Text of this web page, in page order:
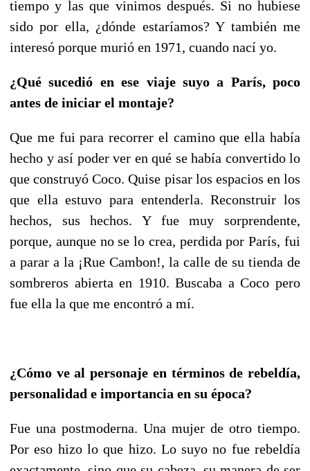
tiempo y las que vinimos después. Si no hubiese
sido por ella, ¿dónde estaríamos? Y también me
interesó porque murió en 1971, cuando nací yo.
¿Qué sucedió en ese viaje suyo a París, poco
antes de iniciar el montaje?
Que me fui para recorrer el camino que ella había
hecho y así poder ver en qué se había convertido lo
que construyó Coco. Quise pisar los espacios en los
que ella estuvo para entenderla. Reconstruir los
hechos, sus hechos. Y fue muy sorprendente,
porque, aunque no se lo crea, perdida por París, fui
a parar a la ¡Rue Cambon!, la calle de su tienda de
sombreros abierta en 1910. Buscaba a Coco pero
fue ella la que me encontró a mí.
¿Cómo ve al personaje en términos de rebeldía,
personalidad e importancia en su época?
Fue una postmoderna. Una mujer de otro tiempo.
Por eso hizo lo que hizo. Lo suyo no fue rebeldía